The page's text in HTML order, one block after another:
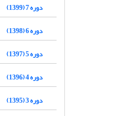
دوره 7 (1399)
دوره 6 (1398)
دوره 5 (1397)
دوره 4 (1396)
دوره 3 (1395)